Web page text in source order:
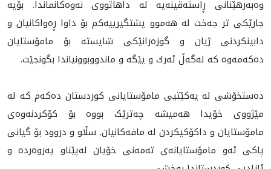
وەبەرهێنانی ڕاستەقینەیە لە داهاتووی نەوەکانماندا. بۆیە
جارێکی تر جەخت لە هه‌موو پشتگیریيه‌كم بۆ داوا ڕەواکانیان و
دابینکردنی ژیان و گوزەرانێکی شایستە بۆ مامۆستايان
دەکەمەوە کە لەگەڵ ئه‌رك و پێگە و ماندووبوونیاندا بگونجێت.
دەستخۆشی لە یەکێتیی مامۆستایانی کوردستان دەکەم کە لە
مێژووی خۆیدا هەمیشە چەترێک بووە بۆ کۆکردنەوەی
مامۆستایان و داکۆکیکردن لە مافەکانیان. سڵاو و دروود بۆ گیانی
پاکی ئەو مامۆستایانەی تەمەنی خۆیان لەپێناو پەروەردە و